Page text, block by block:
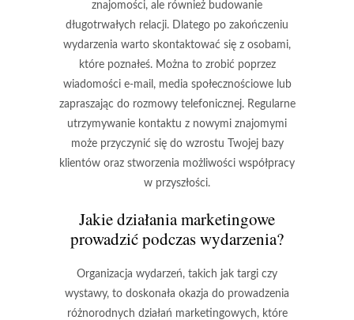
znajomości, ale również budowanie
długotrwałych relacji. Dlatego po zakończeniu
wydarzenia warto skontaktować się z osobami,
które poznałeś. Można to zrobić poprzez
wiadomości e-mail, media społecznościowe lub
zapraszając do rozmowy telefonicznej. Regularne
utrzymywanie kontaktu z nowymi znajomymi
może przyczynić się do wzrostu Twojej bazy
klientów oraz stworzenia możliwości współpracy
w przyszłości.
Jakie działania marketingowe
prowadzić podczas wydarzenia?
Organizacja wydarzeń, takich jak targi czy
wystawy, to doskonała okazja do prowadzenia
różnorodnych działań marketingowych, które